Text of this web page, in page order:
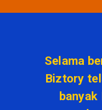
Selama
Biztory
banyak